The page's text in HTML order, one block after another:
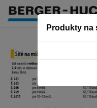
Produkty na